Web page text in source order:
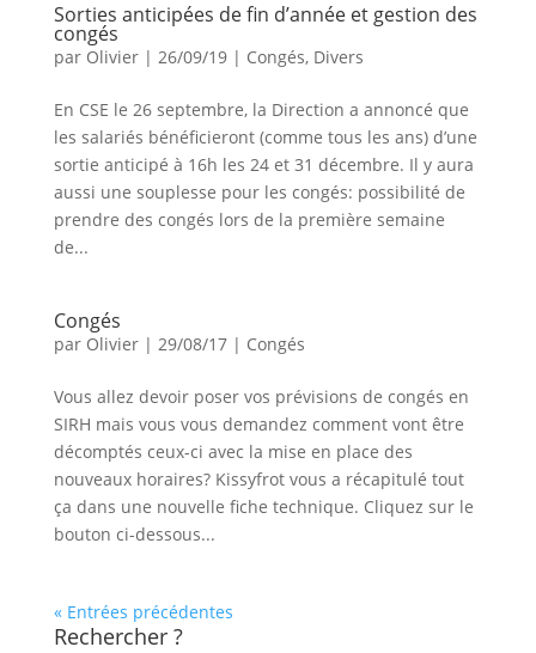
Sorties anticipées de fin d’année et gestion des
congés
par Olivier| 26/09/19| Congés, Divers
En CSE le 26 septembre, la Direction a annoncé que
les salariés bénéficieront (comme tous les ans) d’une
sortie anticipé à 16h les 24 et 31 décembre. Il y aura
aussi une souplesse pour les congés: possibilité de
prendre des congés lors de la première semaine
de...
Congés
par Olivier| 29/08/17| Congés
Vous allez devoir poser vos prévisions de congés en
SIRH mais vous vous demandez comment vont être
décomptés ceux-ci avec la mise en place des
nouveaux horaires? Kissyfrot vous a récapitulé tout
ça dans une nouvelle fiche technique. Cliquez sur le
bouton ci-dessous...
« Entrées précédentes
Rechercher ?